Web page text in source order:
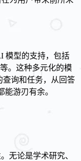
模型的支持，包括
等。这种多元化的模
查询和任务，从回答
游刃有余。
无论是学术研究、